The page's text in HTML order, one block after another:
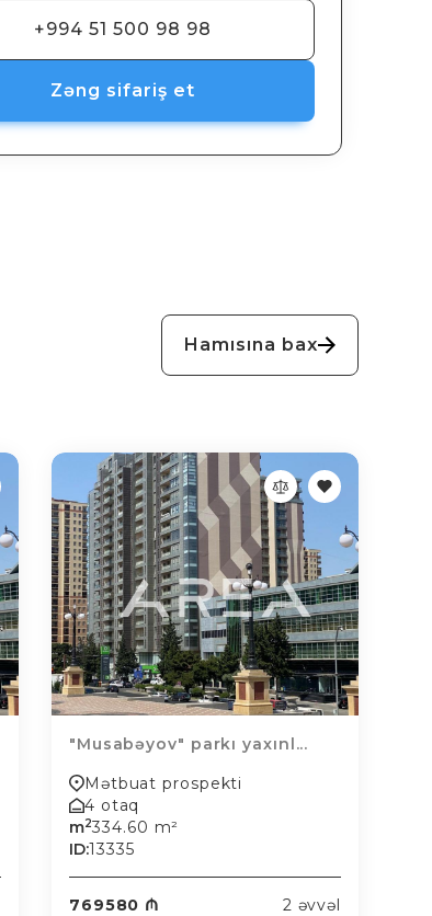
+994 51 500 98 98
Zəng sifariş et
Hamısına bax
"Musabəyov" parkı yaxınl...
Mətbuat prospekti
4 otaq
m2334.60 m²
ID:13335
769580 ₼ 2 əvvəl